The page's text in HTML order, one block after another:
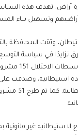
أراض. تهدف هذه
وتسهيل بناء
وثقت المحافظة
تزايدًا في سياسة
والمستمر.
28,706
الاستيطانية غير قانونية